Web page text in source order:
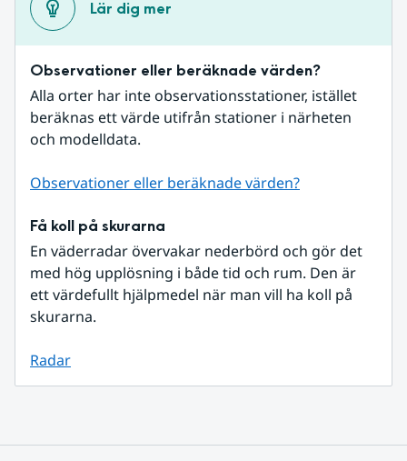
Lär dig mer
Observationer eller beräknade värden?
Alla orter har inte observationsstationer, istället
beräknas ett värde utifrån stationer i närheten
och modelldata.
Observationer eller beräknade värden?
Få koll på skurarna
En väderradar övervakar nederbörd och gör det
med hög upplösning i både tid och rum. Den är
ett värdefullt hjälpmedel när man vill ha koll på
skurarna.
Radar